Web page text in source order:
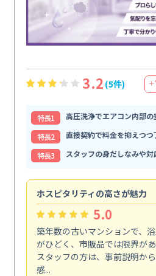
3.2 (5件) ＋
特⻑1
高圧洗浄でエアコン内部
特⻑2
直接契約で料金を抑えつ
特⻑3
スタッフの身だしなみや
ホスピタリティの高さが魅力
5.0
築年数の古いマンションで、
がひどく、市販品では限界が
スタッフの方は、事前説明か
感...